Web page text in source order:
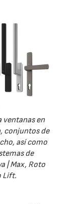
ventanas en
conjuntos de
así como
de
| Max, Roto
Lift.